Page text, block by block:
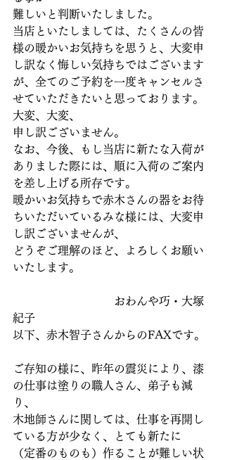
難しいと判断いたしました。
当店といたしましては、たくさんの皆
様の暖かいお気持ちを思うと、大変申
し訳なく悔しい気持ちではございます
が、全てのご予約を一度キャンセルさ
せていただきたいと思っております。
大変、大変、
申し訳ございません。
なお、今後、もし当店に新たな入荷が
ありました際には、順に入荷のご案内
を差し上げる所存です。
暖かいお気持ちで赤木さんの器をお待
ちいただいているみな様には、大変申
し訳ございませんが、
どうぞご理解のほど、よろしくお願い
いたします。
おわんや巧・大塚
紀子
以下、赤木智子さんからのFAXです。
ご存知の様に、昨年の震災により、漆
の仕事は塗りの職人さん、弟子も減
り、
木地師さんに関しては、仕事を再開し
ている方が少なく、とても新たに
（定番のものも）作ることが難しい状